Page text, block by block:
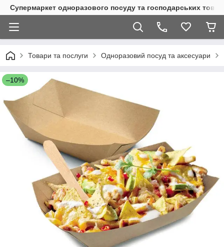
Супермаркет одноразового посуду та господарських
Товари та послуги Одноразовий посуд та аксесуари
–10%